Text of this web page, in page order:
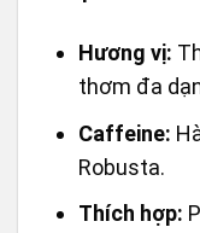
Hương vị:
thơm đa
Caffeine:
Robusta.
Thích hợp: